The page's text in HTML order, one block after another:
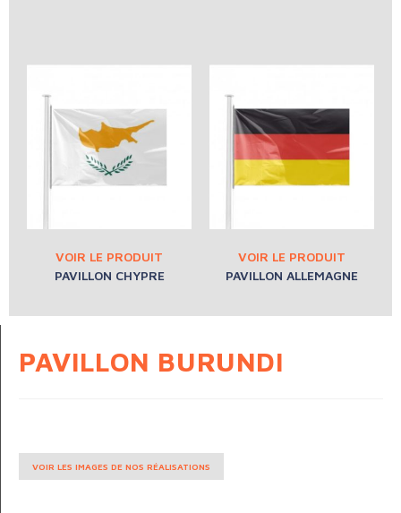
PAVILLON CHYPRE PAVILLON ALLEMAGNE
PAVILLON BURUNDI
VOIR LES IMAGES DE NOS RÉALISATIONS